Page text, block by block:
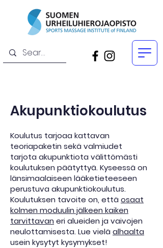
Akupunktiokoulutus
Koulutus tarjoaa kattavan
teoriapaketin sekä valmiudet
tarjota akupunktiota välittömästi
koulutuksen päätyttyä. Kyseessä on
länsimaalaiseen lääketieteeseen
perustuva akupunktiokoulutus.
Koulutuksen tavoite on, että osaat
kolmen moduulin jälkeen kaiken
tarvittavan eri alueiden ja vaivojen
neulottamisesta. Lue vielä alhaalta
usein kysytyt kysymykset!